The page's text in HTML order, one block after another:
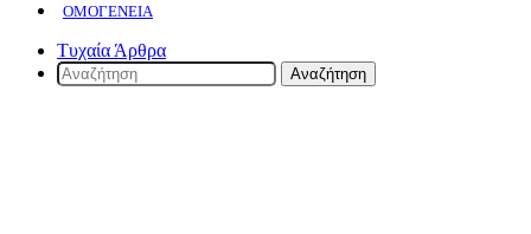
ΟΜΟΓΈΝΕΙΑ
Τυχαία Άρθρα
Αναζήτηση